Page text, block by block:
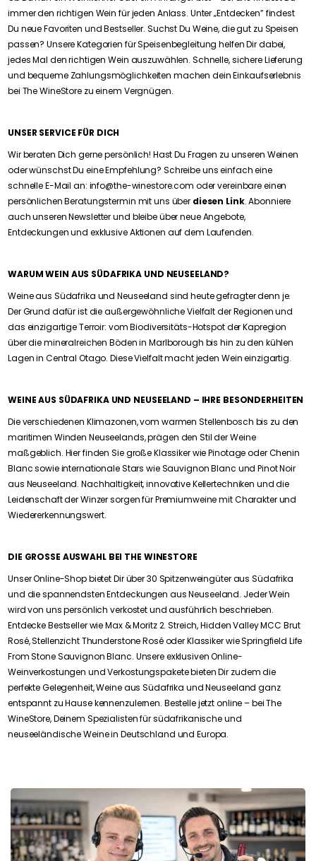
immer den richtigen Wein für jeden Anlass. Unter „Entdecken” findest
Du neue Favoriten und Bestseller. Suchst Du Weine, die gut zu Speisen
passen? Unsere Kategorien für Speisenbegleitung helfen Dir dabei,
jedes Mal den richtigen Wein auszuwählen. Schnelle, sichere Lieferung
und bequeme Zahlungsmöglichkeiten machen dein Einkaufserlebnis
bei The WineStore zu einem Vergnügen.
UNSER SERVICE FÜR DICH
Wir beraten Dich gerne persönlich! Hast Du Fragen zu unseren Weinen
oder wünschst Du eine Empfehlung? Schreibe uns einfach eine
schnelle E-Mail an: info@the-winestore.com oder vereinbare einen
persönlichen Beratungstermin mit uns über diesen Link. Abonniere
auch unseren Newsletter und bleibe über neue Angebote,
Entdeckungen und exklusive Aktionen auf dem Laufenden.
WARUM WEIN AUS SÜDAFRIKA UND NEUSEELAND?
Weine aus Südafrika und Neuseeland sind heute gefragter denn je.
Der Grund dafür ist die außergewöhnliche Vielfalt der Regionen und
das einzigartige Terroir: vom Biodiversitäts-Hotspot der Kapregion
über die mineralreichen Böden in Marlborough bis hin zu den kühlen
Lagen in Central Otago. Diese Vielfalt macht jeden Wein einzigartig.
WEINE AUS SÜDAFRIKA UND NEUSEELAND – IHRE BESONDERHEITEN
Die verschiedenen Klimazonen, vom warmen Stellenbosch bis zu den
maritimen Winden Neuseelands, prägen den Stil der Weine
maßgeblich. Hier finden Sie große Klassiker wie Pinotage oder Chenin
Blanc sowie internationale Stars wie Sauvignon Blanc und Pinot Noir
aus Neuseeland. Nachhaltigkeit, innovative Kellertechniken und die
Leidenschaft der Winzer sorgen für Premiumweine mit Charakter und
Wiedererkennungswert.
DIE GROSSE AUSWAHL BEI THE WINESTORE
Unser Online-Shop bietet Dir über 30 Spitzenweingüter aus Südafrika
und die spannendsten Entdeckungen aus Neuseeland. Jeder Wein
wird von uns persönlich verkostet und ausführlich beschrieben.
Entdecke Bestseller wie Max & Moritz 2. Streich, Hidden Valley MCC Brut
Rosé, Stellenzicht Thunderstone Rosé oder Klassiker wie Springfield Life
From Stone Sauvignon Blanc. Unsere exklusiven Online-
Weinverkostungen und Verkostungspakete bieten Dir zudem die
perfekte Gelegenheit, Weine aus Südafrika und Neuseeland ganz
entspannt zu Hause kennenzulernen. Bestelle jetzt online – bei The
WineStore, Deinem Spezialisten für südafrikanische und
neuseeländische Weine in Deutschland und Europa.